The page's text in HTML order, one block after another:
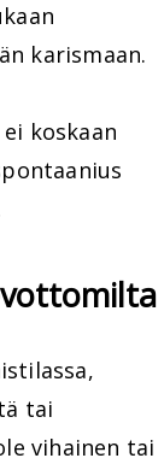
karismaan.
koskaan
tai
vihainen tai